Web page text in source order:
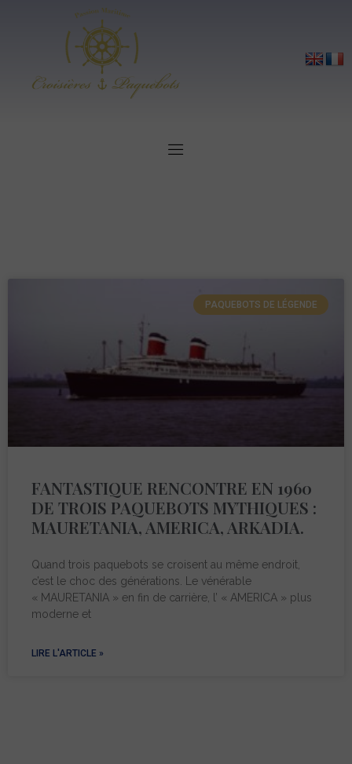
PAQUEBOTS DE LÉGENDE
FANTASTIQUE RENCONTRE EN 1960
DE TROIS PAQUEBOTS MYTHIQUES :
MAURETANIA, AMERICA, ARKADIA.
Quand trois paquebots se croisent au même endroit,
c’est le choc des générations. Le vénérable
« MAURETANIA » en fin de carrière, l’ « AMERICA » plus
moderne et
LIRE L'ARTICLE »